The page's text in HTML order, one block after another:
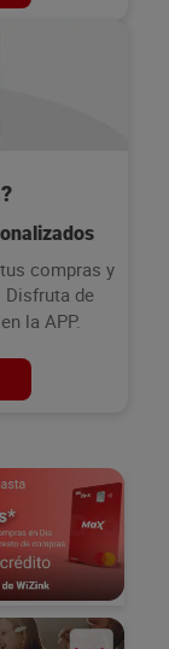
compras y
Disfruta de
la APP.